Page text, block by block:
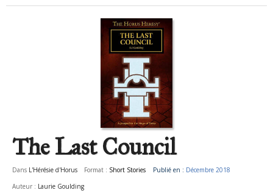
The Last Council
Dans L'Hérésie d'Horus Format : Short Stories Publié en : Décembre 2018
Auteur : Laurie Goulding